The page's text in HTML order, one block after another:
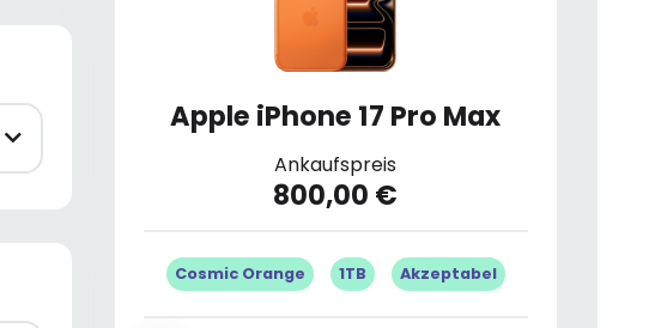
Apple iPhone 17 Pro Max
Ankaufspreis
800,00 €
Cosmic Orange 1TB Akzeptabel